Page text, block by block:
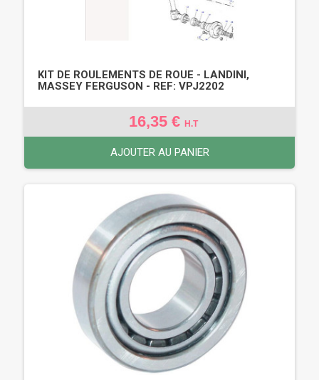
KIT DE ROULEMENTS DE ROUE - LANDINI,
MASSEY FERGUSON - REF: VPJ2202
16,35 € H.T
AJOUTER AU PANIER